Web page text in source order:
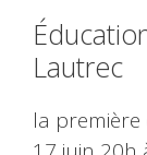
Lautrec
la